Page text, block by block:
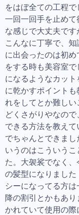
をはぼ全ての工程
一回一回手を止め
な感じで大丈夫です
こんなに丁寧で、
に出会ったのは初
をする時も美容室
になるようなカッ
に乾かすポイント
れをしてとか難し
どくさがりやなの
できる方法を教え
でちゃんとできま
いうのはこういう
た。大袈裟でなく
の髪型になりまし
シーになってる方
降の割引とかもあ
かれていて使用の際